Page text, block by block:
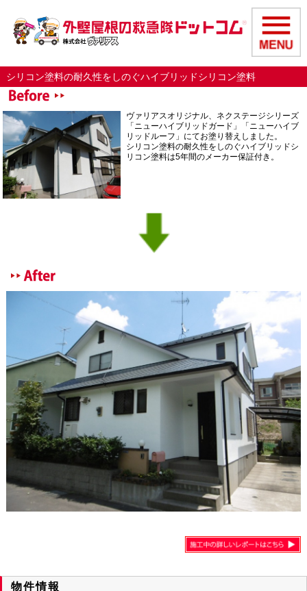
シリコン塗料の耐久性をしのぐハイブリッドシリコン塗料
ヴァリアスオリジナル、ネクステージシリーズ
「ニューハイブリッドガード」「ニューハイブ
リッドルーフ」にてお塗り替えしました。
シリコン塗料の耐久性をしのぐハイブリッドシ
リコン塗料は5年間のメーカー保証付き。
物件情報